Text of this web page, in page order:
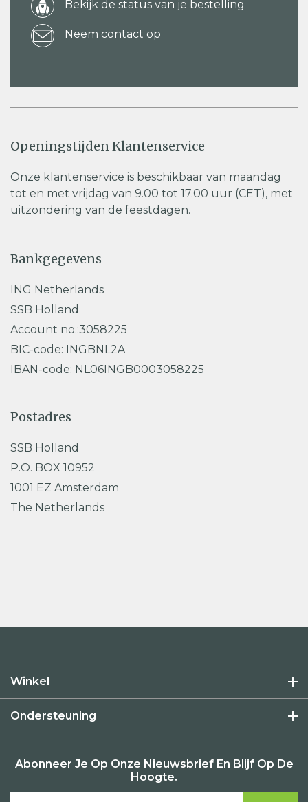
Bekijk de status van je bestelling
Neem contact op
Openingstijden Klantenservice
Onze klantenservice is beschikbaar van maandag
tot en met vrijdag van 9.00 tot 17.00 uur (CET), met
uitzondering van de feestdagen.
Bankgegevens
ING Netherlands
SSB Holland
Account no.:3058225
BIC-code: INGBNL2A
IBAN-code: NL06INGB0003058225
Postadres
SSB Holland
P.O. BOX 10952
1001 EZ Amsterdam
The Netherlands
Winkel
Ondersteuning
Abonneer Je Op Onze Nieuwsbrief En Blijf Op De
Hoogte.